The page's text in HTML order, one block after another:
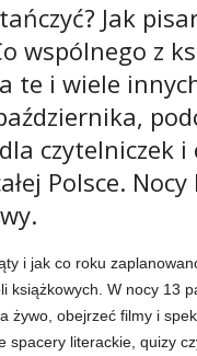
Jak
wspólnego z
te i wiele
czytelniczek
Polsce.
i jak co roku
książkowych. W nocy 13
żywo, obejrzeć filmy i
spacery literackie, quizy